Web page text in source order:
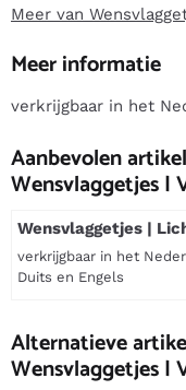
Meer van
Meer informatie
verkrijgbaar in het
Aanbevolen
Wensvlaggetjes |
Wensvlaggetjes |
verkrijgbaar in het
Duits en Engels
Alternatieve
Wensvlaggetjes |